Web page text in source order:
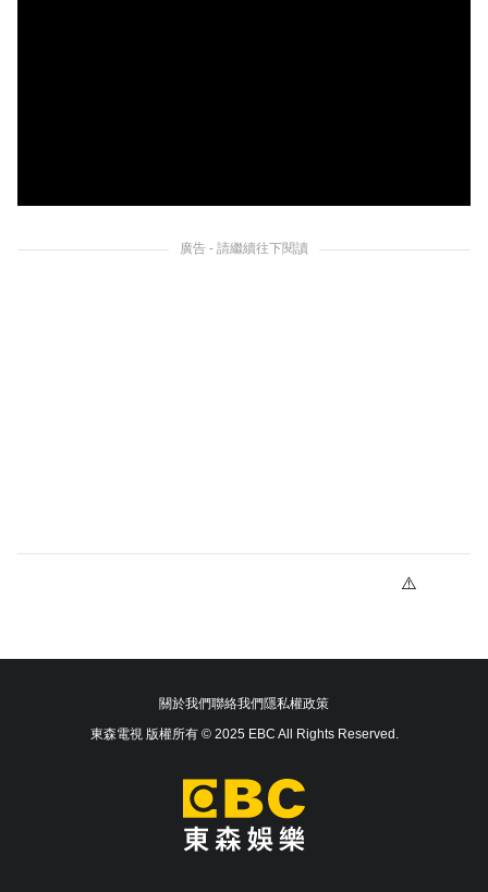
廣告 - 請繼續往下閱讀
關於我們聯絡我們隱私權政策
東森電視 版權所有 © 2025 EBC All Rights Reserved.